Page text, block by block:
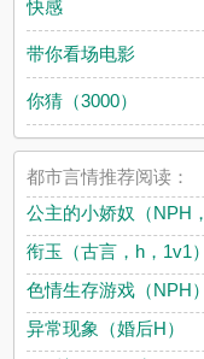
快感
带你看场电影
你猜（3000）
都市言情推荐阅读：
公主的小娇奴（NPH
衔玉（古言，h，1v1）
色情生存游戏（NPH）
异常现象（婚后H）